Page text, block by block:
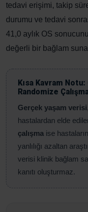
tedavi erişimi, takip
durumu ve tedavi
41,0 aylık OS
değerli bir bağlam
Kısa Kavram
Randomize
Gerçek yaşam verisi
hastalardan elde
çalışma ise
yanlılığı azaltan
verisi klinik bağlam
kanıtı oluşturmaz.